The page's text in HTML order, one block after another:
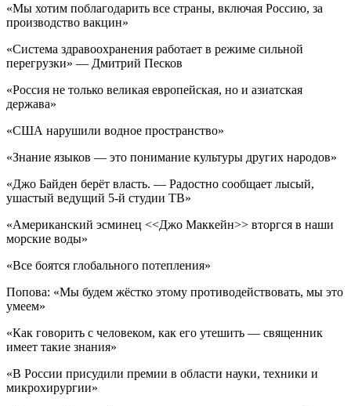
«Мы хотим поблагодарить все страны, включая Россию, за
производство вакцин»
«Система здравоохранения работает в режиме сильной
перегрузки» — Дмитрий Песков
«Россия не только великая европейская, но и азиатская
держава»
«США нарушили водное пространство»
«Знание языков — это понимание культуры других народов»
«Джо Байден берёт власть. — Радостно сообщает лысый,
ушастый ведущий 5-й студии ТВ»
«Американский эсминец <<Джо Маккейн>> вторгся в наши
морские воды»
«Все боятся глобального потепления»
Попова: «Мы будем жёстко этому противодействовать, мы это
умеем»
«Как говорить с человеком, как его утешить — священник
имеет такие знания»
«В России присудили премии в области науки, техники и
микрохирургии»